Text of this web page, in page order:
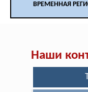
ВРЕМЕННАЯ
Наши